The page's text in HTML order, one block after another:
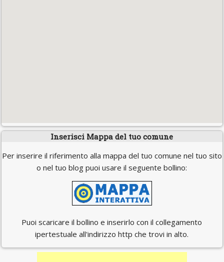
Inserisci Mappa del tuo comune
Per inserire il riferimento alla mappa del tuo comune nel tuo sito
o nel tuo blog puoi usare il seguente bollino:
Puoi scaricare il bollino e inserirlo con il collegamento
ipertestuale all'indirizzo http che trovi in alto.